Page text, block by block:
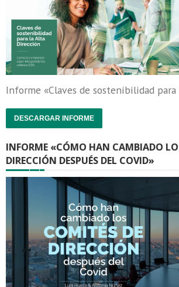
Informe «Claves de sostenibilidad
DESCARGAR INFORME
INFORME «CÓMO HAN CAMBIADO
DIRECCIÓN DESPUÉS DEL COVID»